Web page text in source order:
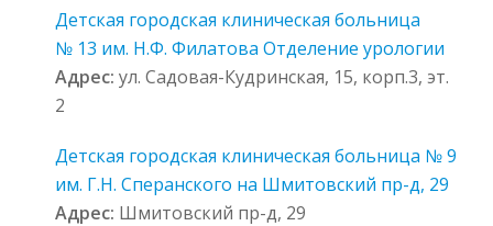
Детская городская клиническая больница
№ 13 им. Н.Ф. Филатова Отделение урологии
Адрес: ул. Садовая-Кудринская, 15, корп.3, эт.
2
Детская городская клиническая больница № 9
им. Г.Н. Сперанского на Шмитовский пр-д, 29
Адрес: Шмитовский пр-д, 29